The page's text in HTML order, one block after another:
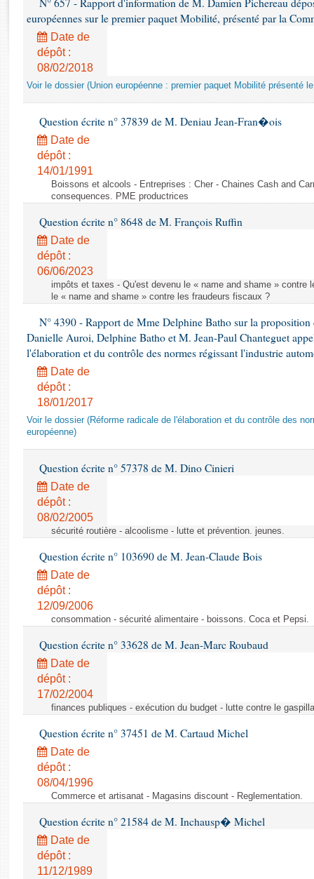
Rapports d'enquête
Rapports législatifs
Rapports sur l'application des lois
Baromètre de l’application des lois
Questions écrites et orales
Comptes rendus des débats
N° 657 - Rapport d'information de M. Damien Pichereau
européennes sur le premier paquet Mobilité, présenté par la
Date de
dépôt :
08/02/2018
Voir le dossier (Union européenne : premier paquet Mobilité présenté
Question écrite n° 37839 de M. Deniau Jean-Fran�ois
Date de
dépôt :
14/01/1991
Boissons et alcools - Entreprises : Cher - Chaines Cash and
consequences. PME productrices
Question écrite n° 8648 de M. François Ruffin
Date de
dépôt :
06/06/2023
impôts et taxes - Qu'est devenu le « name and shame » contre
le « name and shame » contre les fraudeurs fiscaux ?
N° 4390 - Rapport de Mme Delphine Batho sur la
Danielle Auroi, Delphine Batho et M. Jean-Paul Chanteguet
l'élaboration et du contrôle des normes régissant l'industrie
Date de
dépôt :
18/01/2017
Voir le dossier (Réforme radicale de l'élaboration et du contrôle des
européenne)
Question écrite n° 57378 de M. Dino Cinieri
Date de
dépôt :
08/02/2005
sécurité routière - alcoolisme - lutte et prévention. jeunes.
Question écrite n° 103690 de M. Jean-Claude Bois
Date de
dépôt :
12/09/2006
consommation - sécurité alimentaire - boissons. Coca et Pepsi.
Question écrite n° 33628 de M. Jean-Marc Roubaud
Date de
dépôt :
17/02/2004
finances publiques - exécution du budget - lutte contre le
Question écrite n° 37451 de M. Cartaud Michel
Date de
dépôt :
08/04/1996
Commerce et artisanat - Magasins discount - Reglementation.
Question écrite n° 21584 de M. Inchausp� Michel
Date de
dépôt :
11/12/1989